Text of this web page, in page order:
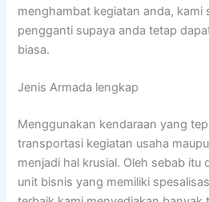
menghambat kegiatan anda, kami
pengganti supaya anda tetap
biasa.
Jenis Armada lengkap
Menggunakan kendaraan yang
transportasi kegiatan usaha
menjadi hal krusial. Oleh sebab itu
unit bisnis yang memiliki